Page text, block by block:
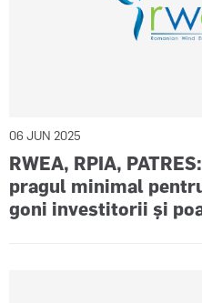
06 JUN 2025
RWEA, RPIA,
pragul minimal
goni investitorii și